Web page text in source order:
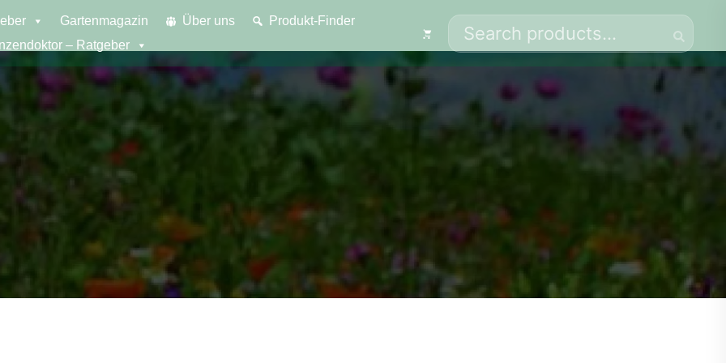
Gartenmagazin Über uns
Produkt-Finder
– Ratgeber
Search
for: